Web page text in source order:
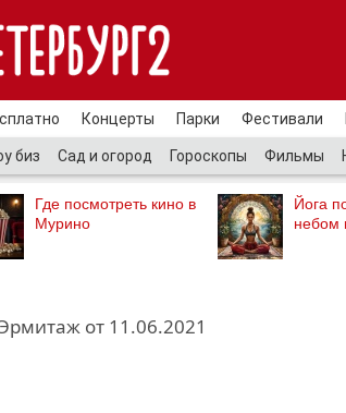
Концерты Парки Фестивали
биз Сад и огород Гороскопы Фильмы
Где посмотреть кино в
Мурино
Йога
небом
от 11.06.2021